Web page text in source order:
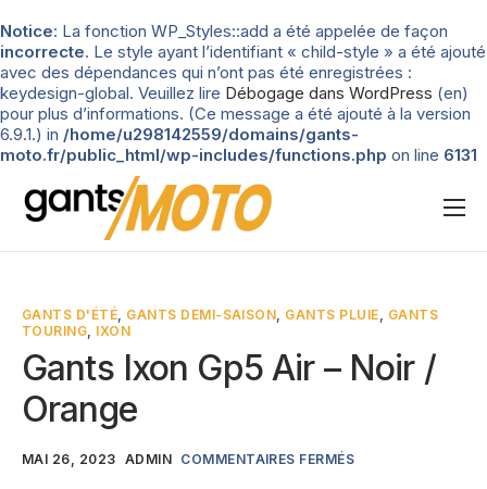
Notice: La fonction WP_Styles::add a été appelée de façon
incorrecte. Le style ayant l’identifiant « child-style » a été ajouté
avec des dépendances qui n’ont pas été enregistrées :
keydesign-global. Veuillez lire Débogage dans WordPress (en)
pour plus d’informations. (Ce message a été ajouté à la version
6.9.1.) in /home/u298142559/domains/gants-
moto.fr/public_html/wp-includes/functions.php on line 6131
Nos tests
Types de gants
Guide d’achat
GANTS D'ÉTÉ GANTS DEMI-SAISON GANTS PLUIE
GANTS
TOURING IXON
Gants Ixon Gp5 Air – Noir /
Orange
MAI 26, 2023 ADMIN COMMENTAIRES FERMÉS